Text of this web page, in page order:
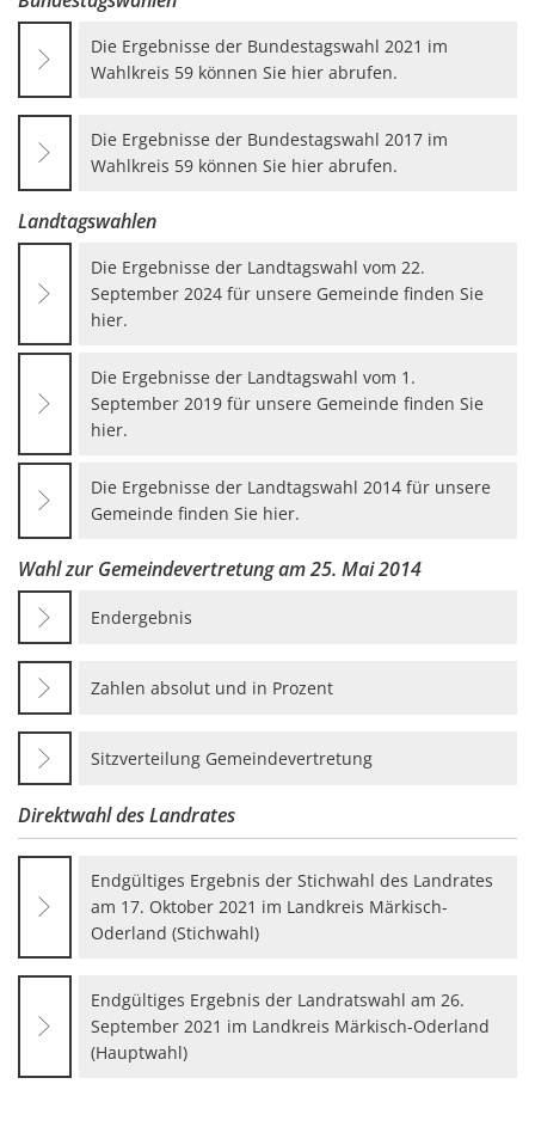
Die Ergebnisse der Bundestagswahl 2021 im
Wahlkreis 59 können Sie hier abrufen.
Die Ergebnisse der Bundestagswahl 2017 im
Wahlkreis 59 können Sie hier abrufen.
Landtagswahlen
Die Ergebnisse der Landtagswahl vom 22.
September 2024 für unsere Gemeinde finden Sie
hier.
Die Ergebnisse der Landtagswahl vom 1.
September 2019 für unsere Gemeinde finden Sie
hier.
Die Ergebnisse der Landtagswahl 2014 für unsere
Gemeinde finden Sie hier.
Wahl zur Gemeindevertretung am 25. Mai 2014
Endergebnis
Zahlen absolut und in Prozent
Sitzverteilung Gemeindevertretung
Direktwahl des Landrates
Endgültiges Ergebnis der Stichwahl des Landrates
am 17. Oktober 2021 im Landkreis Märkisch-
Oderland (Stichwahl)
Endgültiges Ergebnis der Landratswahl am 26.
September 2021 im Landkreis Märkisch-Oderland
(Hauptwahl)